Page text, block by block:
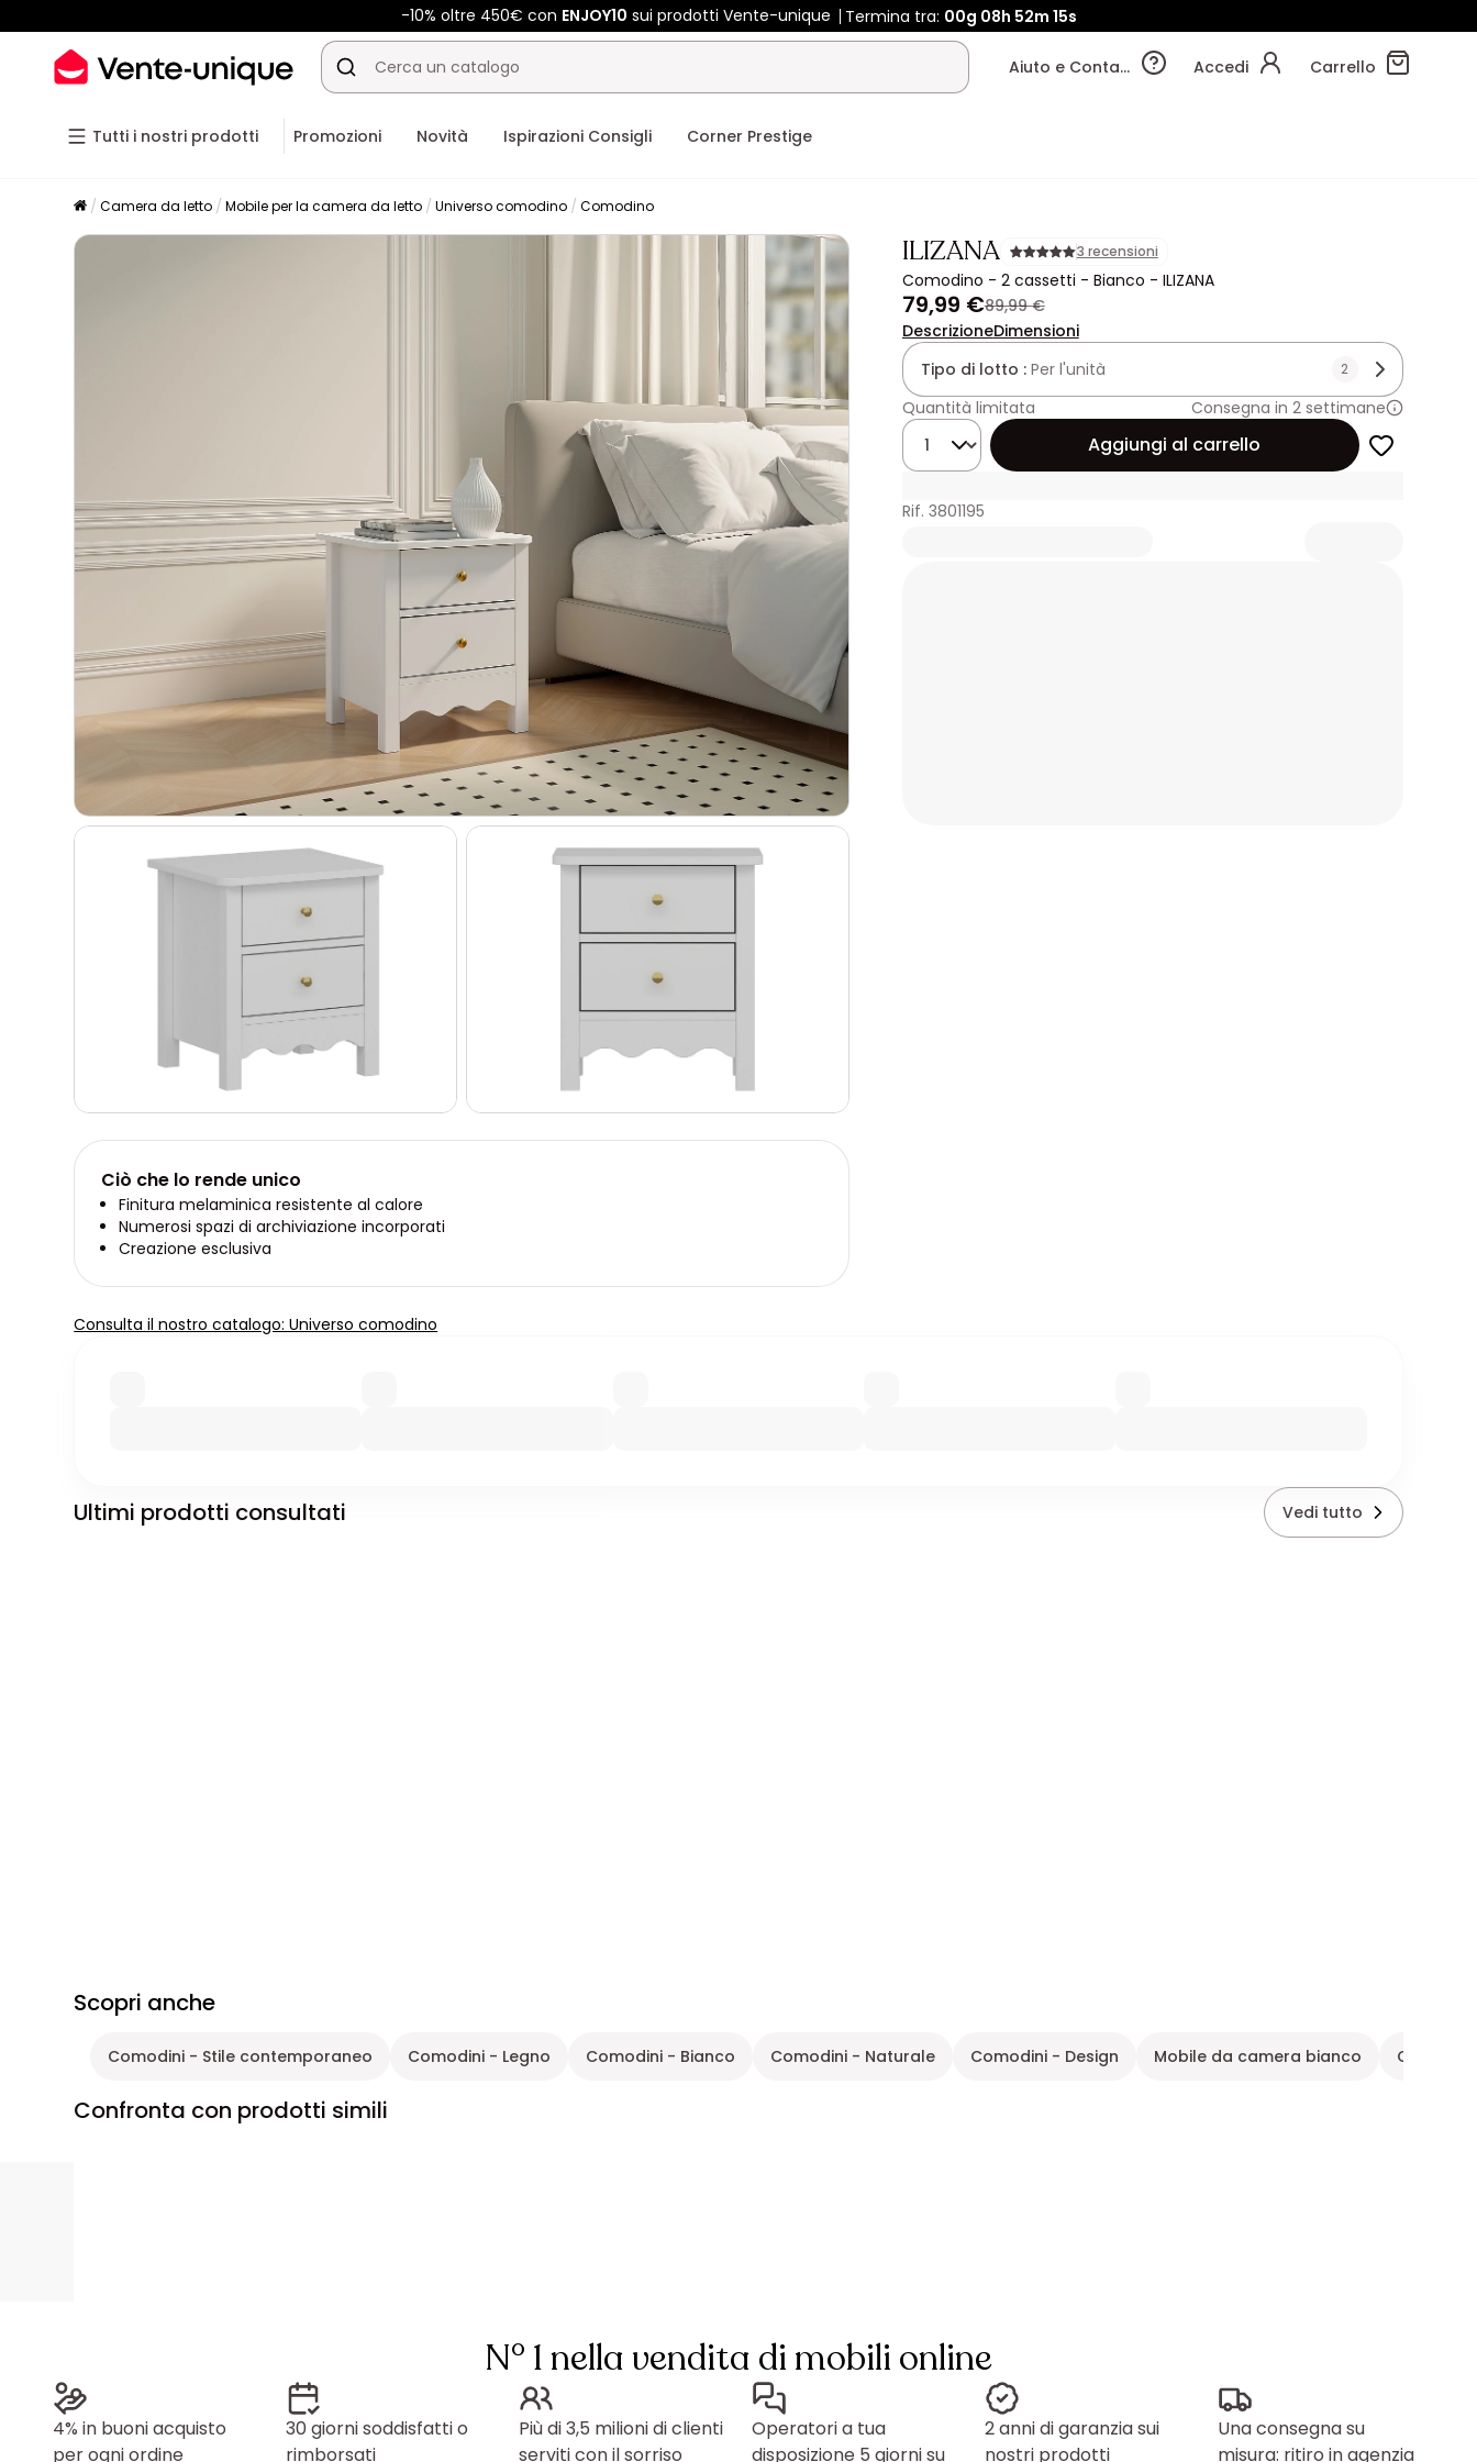
-10% oltre 450€ con ENJOY10 sui prodotti Vente-unique Termina tra: 00g 08h 52m 13s
Aiuto e Contatti Accedi Carrello
Tutti i nostri prodotti Promozioni Novità Ispirazioni Consigli Corner Prestige
Camera da letto Mobile per la camera da letto Universo comodino Comodino
ILIZANA 3 recensioni
Comodino - 2 cassetti - Bianco - ILIZANA
79,99 €89,99 €
DescrizioneDimensioni
Tipo di lotto : Per l'unità 2
Quantità limitata
Consegna in 2 settimane
Quantità
Aggiungi al carrello
Rif. 3801195
Ciò che lo rende unico
Finitura melaminica resistente al calore
Numerosi spazi di archiviazione incorporati
Creazione esclusiva
Consulta il nostro catalogo: Universo comodino
Ultimi prodotti consultati Vedi tutto
Scopri anche
Comodini - Stile contemporaneo Comodini - Legno Comodini - Bianco Comodini - Naturale Comodini - Design Mobile da camera bianco
Confronta con prodotti simili
N° 1 nella vendita di mobili online
4% in buoni acquisto
per ogni ordine
30 giorni soddisfatti o
rimborsati
Più di 3,5 milioni di clienti
serviti con il sorriso
Operatori a tua
disposizione 5 giorni su
2 anni di garanzia sui
nostri prodotti
Una consegna su
misura: ritiro in agenzia